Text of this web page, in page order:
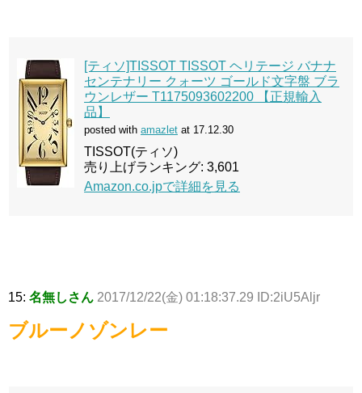
[ティソ]TISSOT TISSOT ヘリテージ バナナ
センテナリー クォーツ ゴールド文字盤 ブラ
ウンレザー T1175093602200 【正規輸入
品】
posted with amazlet at 17.12.30
TISSOT(ティソ)
売り上げランキング: 3,601
Amazon.co.jpで詳細を見る
15: 名無しさん 2017/12/22(金) 01:18:37.29 ID:2iU5Aljr
ブルーノゾンレー